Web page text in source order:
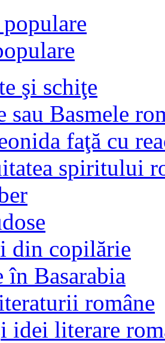
şi schiţe
sau Basmele
faţă cu
spiritului
din copilărie
Basarabia
române
idei literare